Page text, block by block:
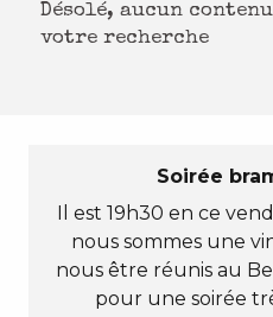
Désolé, aucun
votre recherche
Soirée
Il est 19h30 en ce
nous sommes une
nous être réunis au
pour une soirée